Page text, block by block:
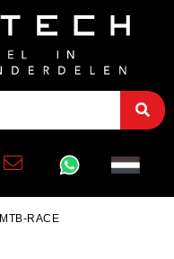
MTB-RACE